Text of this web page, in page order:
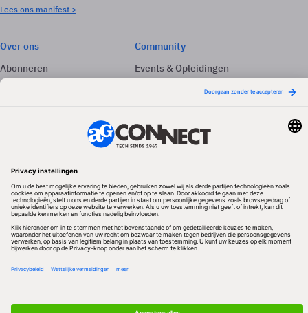
Lees ons manifest >
Over ons
Abonneren
Adverteren
Community
Events & Opleidingen
Volg ons
Redactionele partner
Algemene Voorwaarden & Copyrights